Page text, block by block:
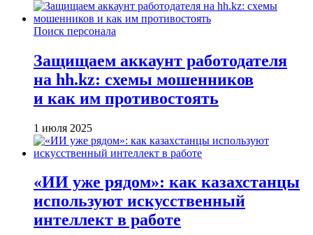
Поиск персонала
Защищаем аккаунт работодателя
на hh.kz: схемы мошенников
и как им противостоять
1 июля 2025
«ИИ уже рядом»: как казахстанцы
используют искусственный
интеллект в работе